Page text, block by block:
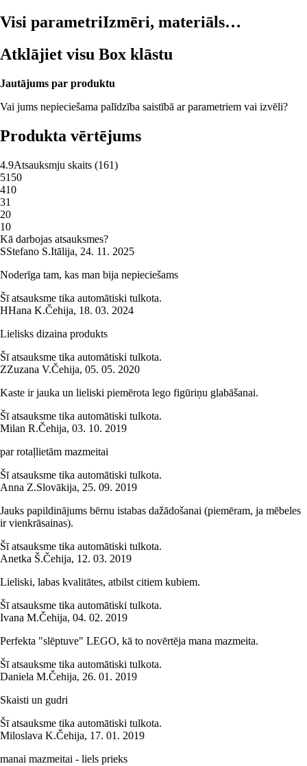
Visi parametriIzmēri, materiāls…
Atklājiet visu Box klāstu
Jautājums par produktu
Vai jums nepieciešama palīdzība saistībā ar parametriem vai izvēli?
Produkta vērtējums
4.9Atsauksmju skaits (161)
5150
410
31
20
10
Kā darbojas atsauksmes?
SStefano S.Itālija, 24. 11. 2025
Noderīga tam, kas man bija nepieciešams
Šī atsauksme tika automātiski tulkota.
HHana K.Čehija, 18. 03. 2024
Lielisks dizaina produkts
Šī atsauksme tika automātiski tulkota.
ZZuzana V.Čehija, 05. 05. 2020
Kaste ir jauka un lieliski piemērota lego figūriņu glabāšanai.
Šī atsauksme tika automātiski tulkota.
Milan R.Čehija, 03. 10. 2019
par rotaļlietām mazmeitai
Šī atsauksme tika automātiski tulkota.
Anna Z.Slovākija, 25. 09. 2019
Jauks papildinājums bērnu istabas dažādošanai (piemēram, ja mēbeles
ir vienkrāsainas).
Šī atsauksme tika automātiski tulkota.
Anetka Š.Čehija, 12. 03. 2019
Lieliski, labas kvalitātes, atbilst citiem kubiem.
Šī atsauksme tika automātiski tulkota.
Ivana M.Čehija, 04. 02. 2019
Perfekta "slēptuve" LEGO, kā to novērtēja mana mazmeita.
Šī atsauksme tika automātiski tulkota.
Daniela M.Čehija, 26. 01. 2019
Skaisti un gudri
Šī atsauksme tika automātiski tulkota.
Miloslava K.Čehija, 17. 01. 2019
manai mazmeitai - liels prieks